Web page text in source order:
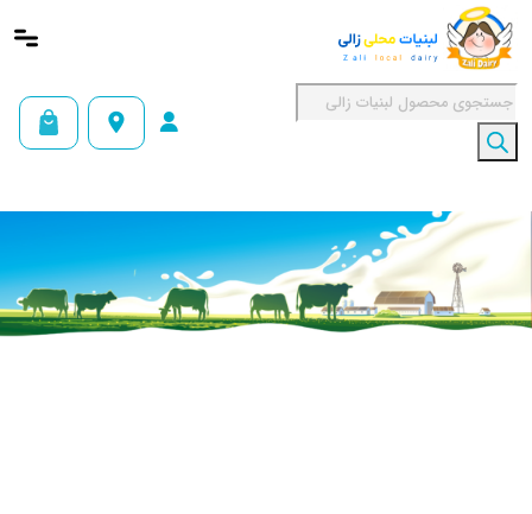
Products
search

